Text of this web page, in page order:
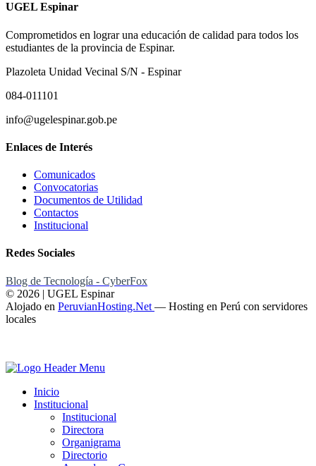
UGEL Espinar
Comprometidos en lograr una educación de calidad para todos los
estudiantes de la provincia de Espinar.
Plazoleta Unidad Vecinal S/N - Espinar
084-011101
info@ugelespinar.gob.pe
Enlaces de Interés
Comunicados
Convocatorias
Documentos de Utilidad
Contactos
Institucional
Redes Sociales
Blog de Tecnología - CyberFox
© 2026 | UGEL Espinar
Alojado en PeruvianHosting.Net — Hosting en Perú con servidores
locales
Inicio
Institucional
Institucional
Directora
Organigrama
Directorio